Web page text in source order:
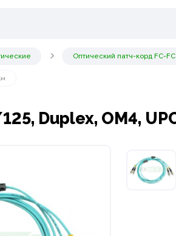
Оптический патч-корд FC-
Duplex, OM4,